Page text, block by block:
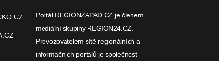
Portál REGIONZAPAD.CZ je členem
mediální skupiny REGION24.CZ
Provozovatelem sítě regionálních a
informačních portálů je společnost